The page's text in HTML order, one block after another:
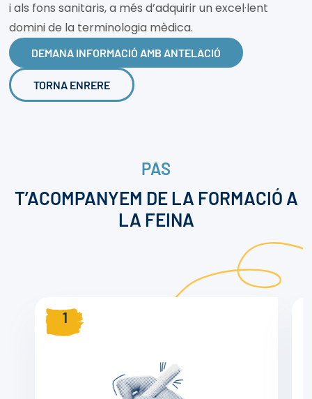
i als fons sanitaris, a més d’adquirir un excel·lent
domini de la terminologia mèdica.
DEMANA INFORMACIÓ AMB ANTELACIÓ
TORNA ENRERE
PAS
T’ACOMPANYEM DE LA FORMACIÓ A
LA FEINA
1